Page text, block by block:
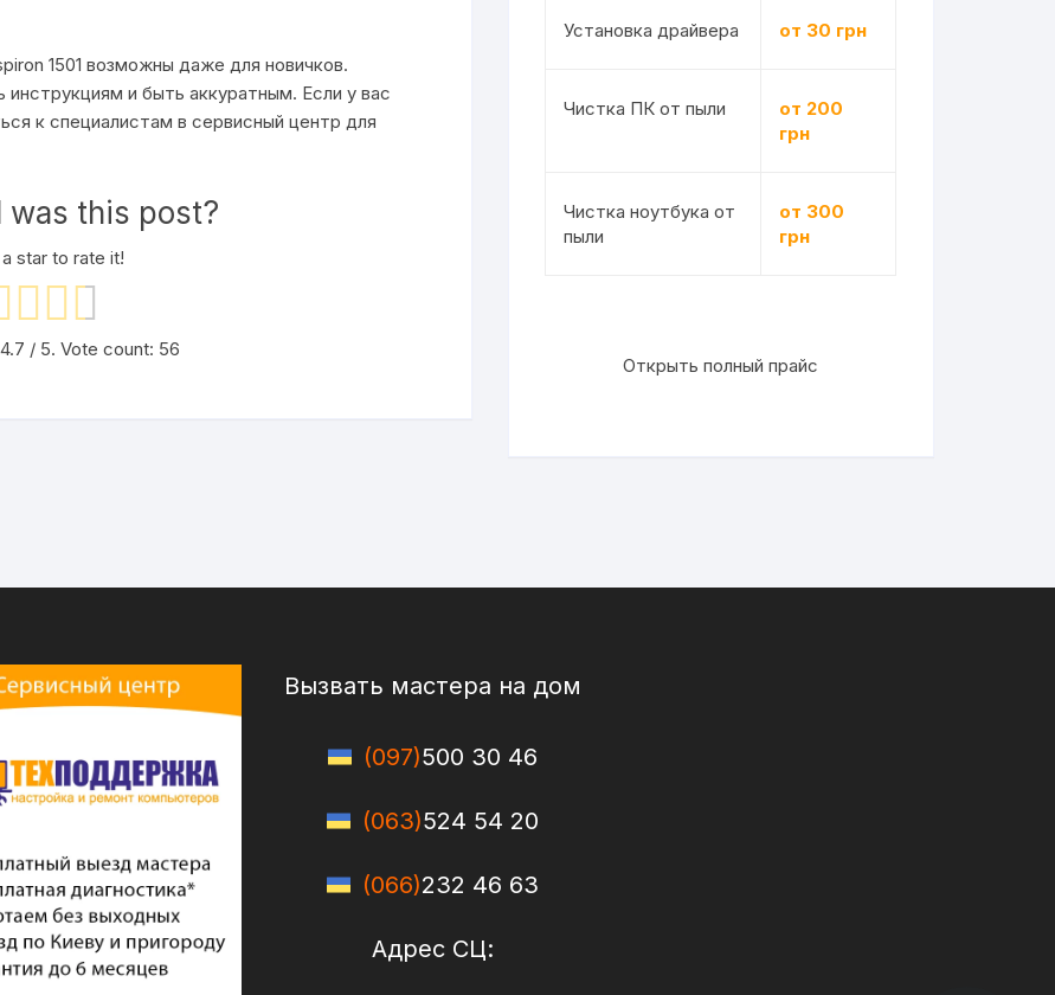
1501 возможны даже для новичков.
и быть аккуратным. Если у вас
к специалистам в сервисный центр для
was this post?
star to rate it!
4.7 / 5. Vote count: 56
Установка драйвера от 30 грн
Чистка ПК от пыли
от 200
грн
Чистка ноутбука от
пыли
от 300
грн
Открыть полный прайс
Вызвать мастера на дом
(097)500 30 46
(063)524 54 20
(066)232 46 63
Адрес СЦ: